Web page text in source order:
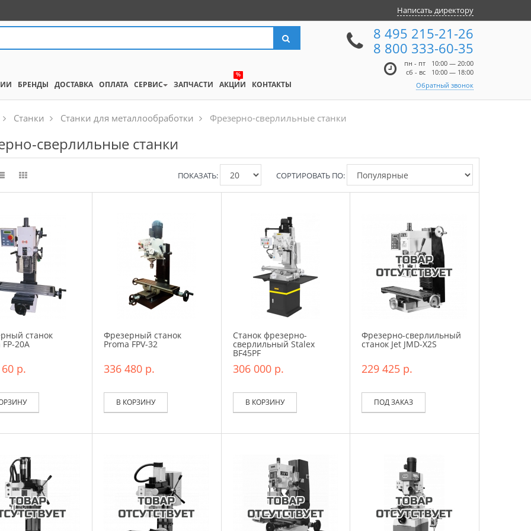
Написать директору
8 495 215-21-26
8 800 333-60-35
пн - пт
10:00 — 20:00
сб - вс
10:00 — 18:00
Обратный звонок
БРЕНДЫ ДОСТАВКА ОПЛАТА СЕРВИС ЗАПЧАСТИ
%
АКЦИИ КОНТАКТЫ
Станки Станки для металлообработки Фрезерно-сверлильные станки
сверлильные станки
СОРТИРОВАТЬ ПО:
ПОКАЗАТЬ:
станок
20A
р.
Фрезерный станок
Proma FPV-32
336 480 р.
В КОРЗИНУ
Станок фрезерно-
сверлильный Stalex
BF45PF
306 000 р.
В КОРЗИНУ
Фрезерно-сверлильный
станок Jet JMD-X2S
229 425 р.
ПОД ЗАКАЗ